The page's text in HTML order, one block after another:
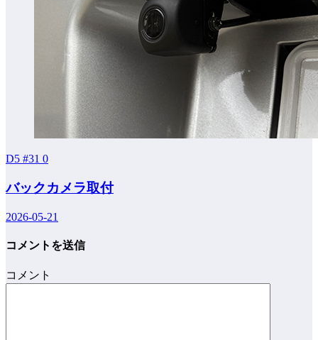
D5 #31 0
バックカメラ取付
2026-05-21
コメントを送信
コメント